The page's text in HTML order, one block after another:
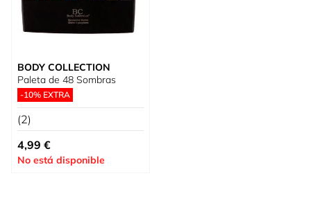
BODY COLLECTION
Paleta de 48 Sombras
-10% EXTRA
(2)
4,99 €
No está disponible